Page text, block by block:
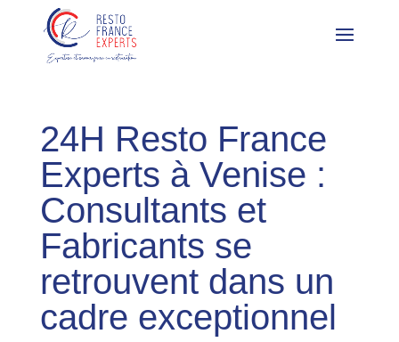
24H Resto France
Experts à Venise :
Consultants et
Fabricants se
retrouvent dans un
cadre exceptionnel